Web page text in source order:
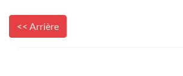
<< Arrière